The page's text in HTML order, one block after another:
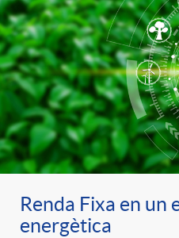
Renda Fixa en un
energètica